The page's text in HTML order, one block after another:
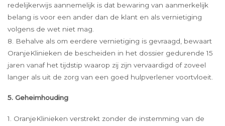
redelijkerwijs aannemelijk is dat bewaring van aanmerkelijk
belang is voor een ander dan de klant en als vernietiging
volgens de wet niet mag.
8. Behalve als om eerdere vernietiging is gevraagd, bewaart
OranjeKlinieken de bescheiden in het dossier gedurende 15
jaren vanaf het tijdstip waarop zij zijn vervaardigd of zoveel
langer als uit de zorg van een goed hulpverlener voortvloeit.
5. Geheimhouding
1. OranjeKlinieken verstrekt zonder de instemming van de